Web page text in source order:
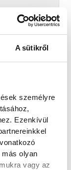
A sütikről
személyre
Ezenkívül
olyan
vagy az
Kristóf